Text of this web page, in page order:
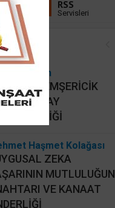
RSS
Servisleri
Şişkin
HEMŞERİCİK
HATAY
Haşmet Kolağası
ZEKA
MUTLULUĞUN
VE KANAAT